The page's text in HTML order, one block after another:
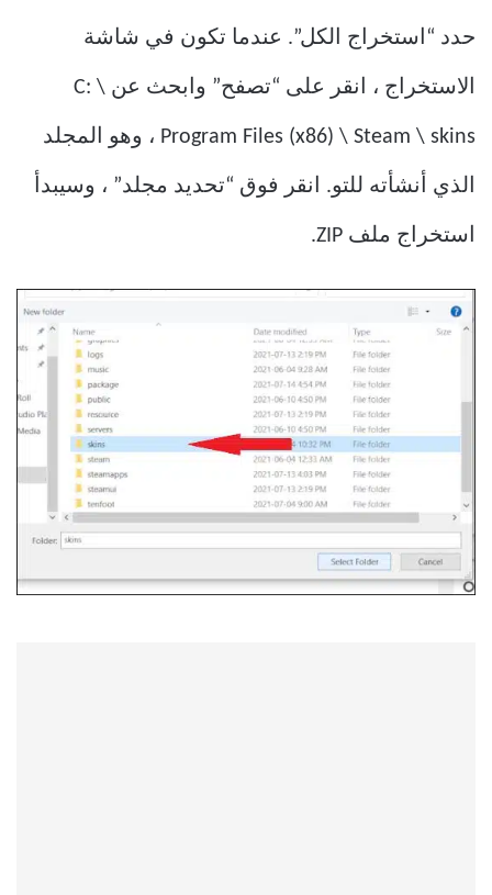
حدد “استخراج الكل”. عندما تكون في شاشة
الاستخراج ، انقر على “تصفح” وابحث عن C: \
Program Files (x86) \ Steam \ skins ، وهو المجلد
الذي أنشأته للتو. انقر فوق “تحديد مجلد” ، وسيبدأ
استخراج ملف ZIP.